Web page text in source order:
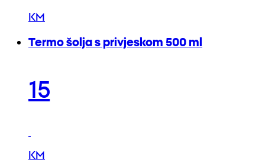
KM
Termo šolja s privjeskom 500 ml
15
KM